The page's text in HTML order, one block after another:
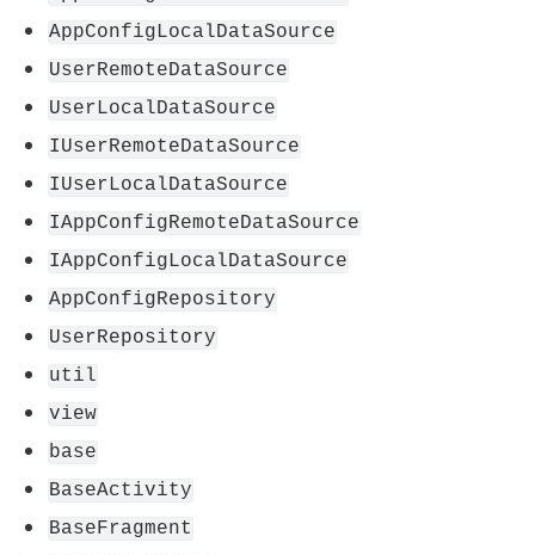
AppConfigLocalDataSource
UserRemoteDataSource
UserLocalDataSource
IUserRemoteDataSource
IUserLocalDataSource
IAppConfigRemoteDataSource
IAppConfigLocalDataSource
AppConfigRepository
UserRepository
util
view
base
BaseActivity
BaseFragment